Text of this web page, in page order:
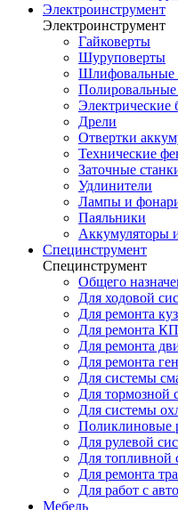
Электроинструмент
Электроинструмент
Гайковерты
Шуруповерты
Шлифовальные
Электрические
Дрели
Отвертки
Технические
Заточные
Удлинители
Лампы и
Паяльники
Аккумуляторы
Специнструмент
Специнструмент
Общего
Для ходовой
Для ремонта
Для ремонта
Для ремонта
Для ремонта
Для системы
Для тормозной
Для системы
Поликлиновые
Для рулевой
Для топливной
Для ремонта
Для работ с
Мебель